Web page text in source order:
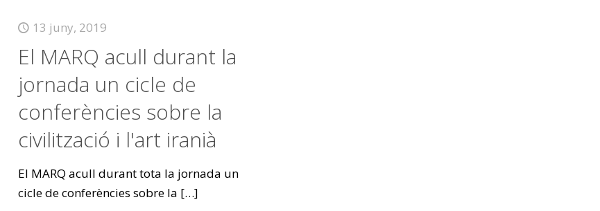
13 juny, 2019
El MARQ acull durant la
jornada un cicle de
conferències sobre la
civilització i l'art iranià
El MARQ acull durant tota la jornada un
cicle de conferències sobre la […]